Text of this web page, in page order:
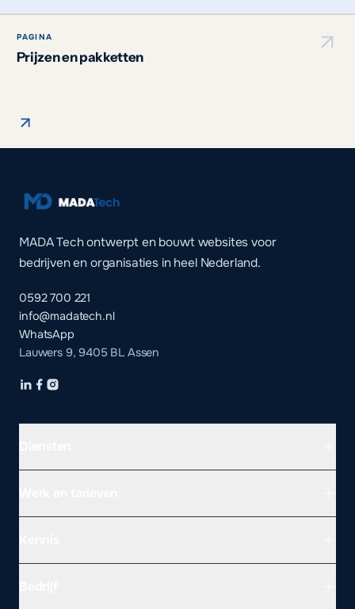
PAGINA
Prijzen en pakketten
MADA Tech ontwerpt en bouwt websites voor
bedrijven en organisaties in heel Nederland.
0592 700 221
info@madatech.nl
WhatsApp
Lauwers 9, 9405 BL Assen